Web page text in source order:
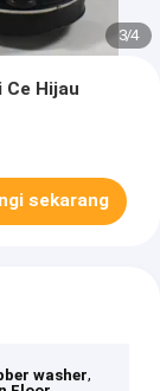
3/4
Hijau
sekarang
washer,